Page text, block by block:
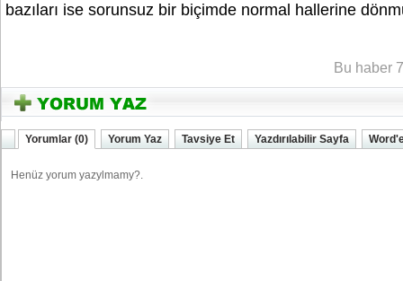
bazıları ise sorunsuz bir biçimde normal hallerine
Bu haber
Yorumlar (0) Yorum Yaz Tavsiye Et Yazdırılabilir Sayfa